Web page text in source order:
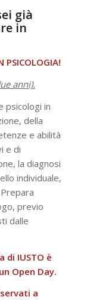
già
in
PSICOLOGIA!
anni).
psicologi in
della
e abilità
e di
la diagnosi
individuale,
previo
dalle
di IUSTO è
Open Day.
a